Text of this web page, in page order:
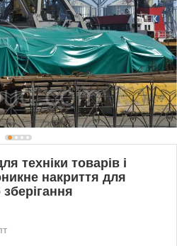
техніки товарів і
накриття для